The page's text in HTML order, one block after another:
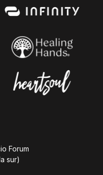
Forum
sur)